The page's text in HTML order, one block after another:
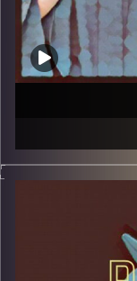
בועז בן-